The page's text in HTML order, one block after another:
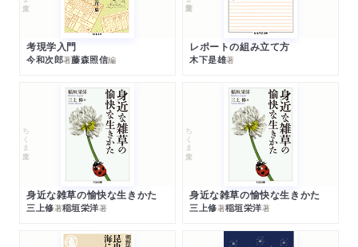
考現学入門
今和次郎著藤森照信編
レポートの組み立て方
木下是雄著
ちくま文庫
身近な雑草の愉快な生きかた
三上修著稲垣栄洋著
ちくま文庫
身近な雑草の愉快な生きかた
三上修著稲垣栄洋著